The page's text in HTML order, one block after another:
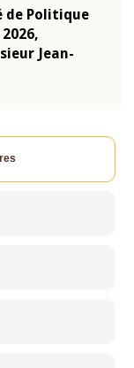
de Politique
Jean-